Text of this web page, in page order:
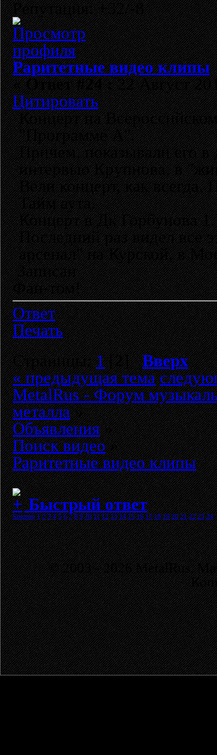
Репутация: +32/-8
Раритетные видео клипы
«Ответ #24 :22 Август
Цитировать
Концерт на
"Программе А".
Причем, показывали его в
интервью Крупнова, в
Вели концерт, как
Тайм аута.
Концерт в Дк Горбунова
Последний раз видел все
арсенал" на Курской, в
Записан
Фан-том!
Ответ
Печать
Страницы:1[2]Вверх
« предыдущая тема
MetalRus - Форум
металла»
Объявления»
Поиск видео»
Раритетные видео клипы
Быстрый ответ
Sitemap 1 2 3 4 5 6 7 8 9 10 11 12 13 14 15 16 17 18 19 20 21 22 23 24
© 2003 - 2026 MetalRus.